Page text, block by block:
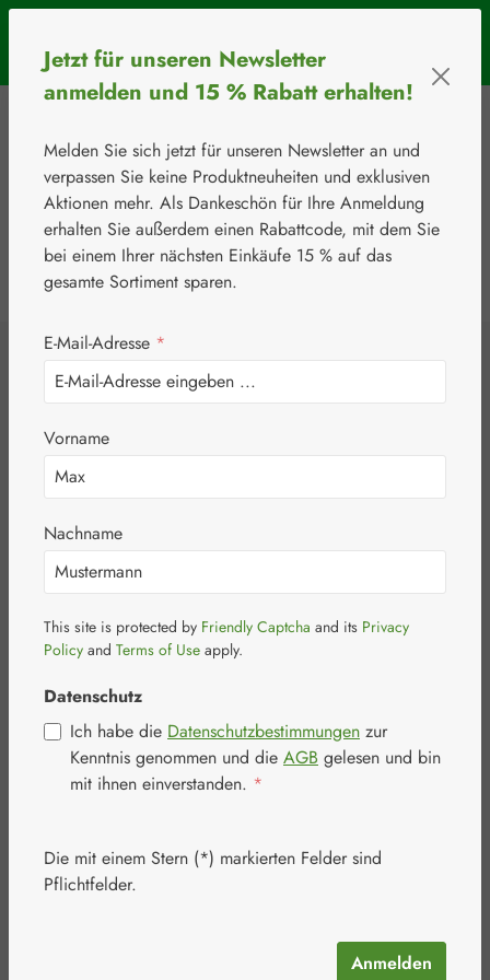
RabattcodeBIOS55 € Rabatt ab einem Warenkorbwert von 50 €.
Werkzeugleiste anzeigen
⚘ Handelsware Verbandsstoffe
BD Ultra-Fine™
Pen-Nadeln 5 mm
31 G 0,25 mm
Bildergalerie überspringen
Jetzt für unseren Newsletter
anmelden und 15 % Rabatt erhalten!
Melden Sie sich jetzt für unseren Newsletter an und
verpassen Sie keine Produktneuheiten und exklusiven
Aktionen mehr. Als Dankeschön für Ihre Anmeldung
erhalten Sie außerdem einen Rabattcode, mit dem Sie
bei einem Ihrer nächsten Einkäufe 15 % auf das
gesamte Sortiment sparen.
E-Mail-Adresse *
Vorname
Nachname
This site is protected by Friendly Captcha and its Privacy
Policy and Terms of Use apply.
Datenschutz
Ich habe die Datenschutzbestimmungen zur
Kenntnis genommen und die AGB gelesen und bin
mit ihnen einverstanden. *
Die mit einem Stern (*) markierten Felder sind
Pflichtfelder.
Anmelden